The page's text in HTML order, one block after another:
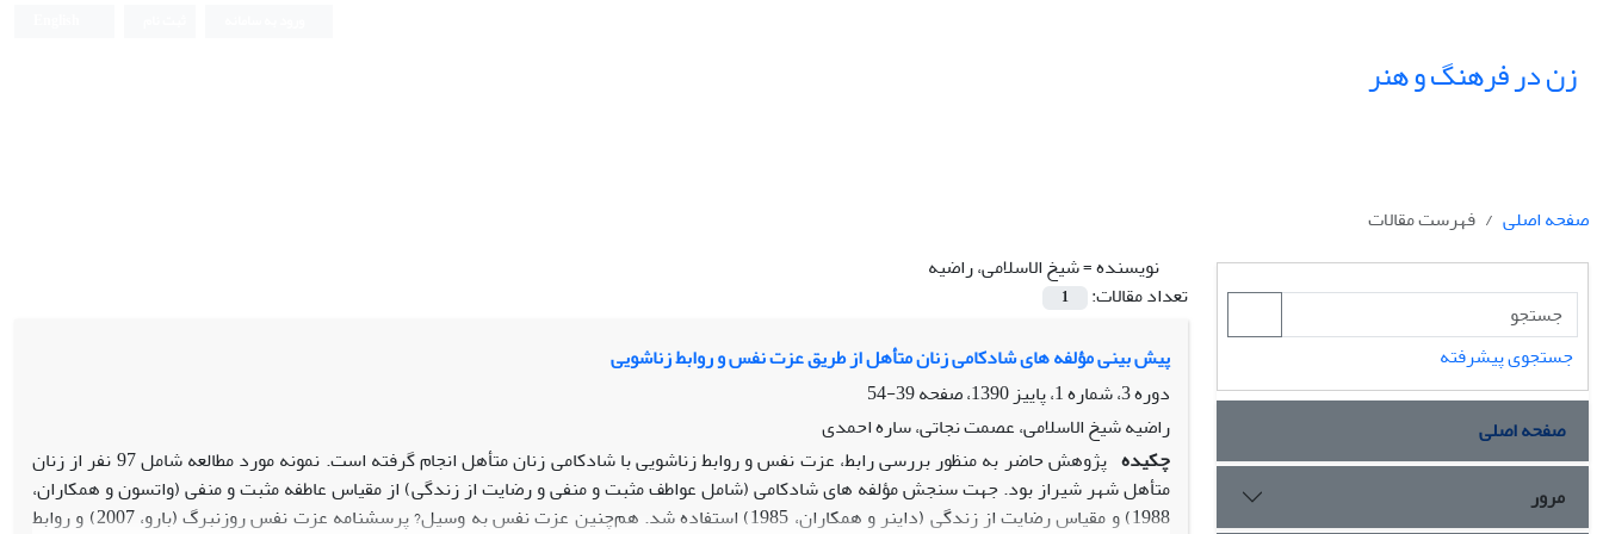
زن در فرهنگ و هنر
صفحه اصلی
فهرست مقالات
نویسنده =شیخ الاسلامی، راضیه
تعداد مقالات:
1
پیش بینی مؤلفه های شادکامی زنان متأهل از طریق عزت نفس و روابط زناشویی
دوره 3، شماره 1، پاییز 1390، صفحه
39-54
راضیه شیخ الاسلامی، عصمت نجاتی، ساره احمدی
چکیده
پژوهش حاضر به منظور بررسی رابط، عزت نفس و روابط زناشویی با شادکامی زنان متأهل انجام گرفته است. نمونه مورد مطالعه شامل 97 نفر از زنان
متأهل شهر شیراز بود. جهت سنجش مؤلفه های شادکامی (شامل عواطف مثبت و منفی و رضایت از زندگی) از مقیاس عاطفه مثبت و منفی (واتسون و همکاران،
1988) و مقیاس رضایت از زندگی (داینر و همکاران، 1985) استفاده شد. هم‌چنین عزت نفس به وسیل? پرسشنامه عزت نفس روزنبرگ (بارو، 2007) و روابط
جستجوی پیشرفته
صفحه اصلی
مرور